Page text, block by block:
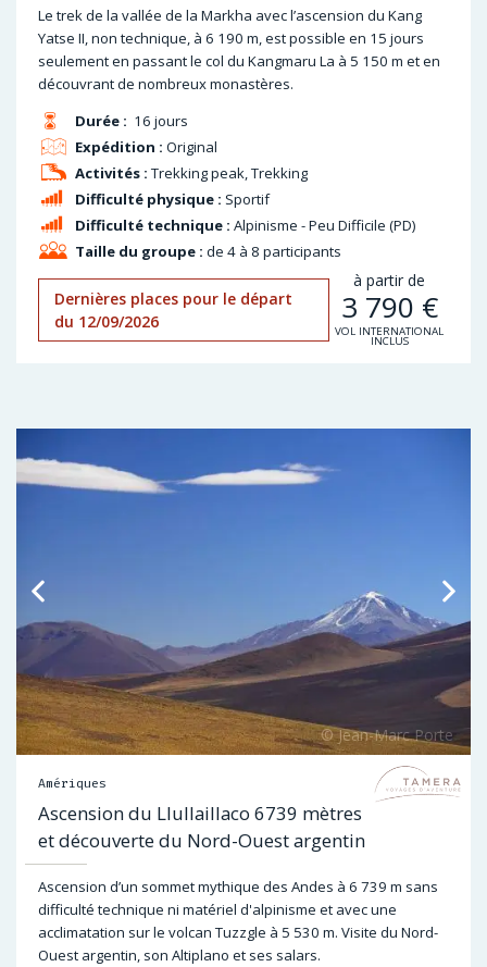
Le trek de la vallée de la Markha avec l’ascension du Kang
Yatse II, non technique, à 6 190 m, est possible en 15 jours
seulement en passant le col du Kangmaru La à 5 150 m et en
découvrant de nombreux monastères.
Durée : 16 jours
Difficulté physique : Sportif
Expédition : Original
Difficulté technique : Alpinisme - Peu Difficile (PD)
Activités : Trekking peak, Trekking
Taille du groupe : de 4 à 8 participants
Dernières places pour le départ
du 12/09/2026
à partir de
3 790 €
VOL INTERNATIONAL
INCLUS
Amériques
Ascension du Llullaillaco 6739 mètres
et découverte du Nord-Ouest argentin
Ascension d’un sommet mythique des Andes à 6 739 m sans
difficulté technique ni matériel d'alpinisme et avec une
acclimatation sur le volcan Tuzzgle à 5 530 m. Visite du Nord-
Ouest argentin, son Altiplano et ses salars.